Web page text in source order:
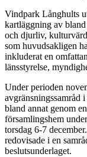
Vindpark Långhults
kartläggning av
och djurliv,
som huvudsakligen
inkluderat en
länsstyrelse,
Under perioden
avgränsningssamråd
bland annat genom
församlingshem
torsdag 6-7
redovisade i en
beslutsunderlaget.